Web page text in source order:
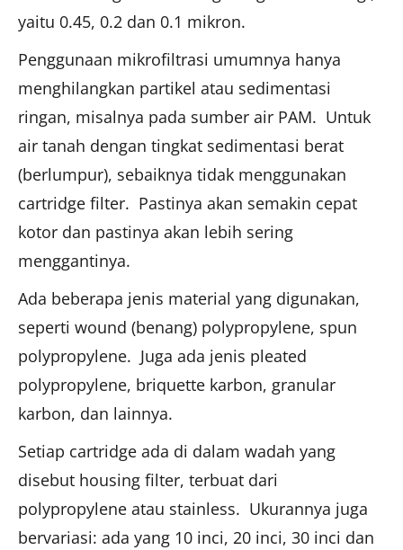
yaitu 0.45, 0.2 dan 0.1 mikron.
Penggunaan mikrofiltrasi umumnya hanya
menghilangkan partikel atau sedimentasi
ringan, misalnya pada sumber air PAM. Untuk
air tanah dengan tingkat sedimentasi berat
(berlumpur), sebaiknya tidak menggunakan
cartridge filter. Pastinya akan semakin cepat
kotor dan pastinya akan lebih sering
menggantinya.
Ada beberapa jenis material yang digunakan,
seperti wound (benang) polypropylene, spun
polypropylene. Juga ada jenis pleated
polypropylene, briquette karbon, granular
karbon, dan lainnya.
Setiap cartridge ada di dalam wadah yang
disebut housing filter, terbuat dari
polypropylene atau stainless. Ukurannya juga
bervariasi: ada yang 10 inci, 20 inci, 30 inci dan